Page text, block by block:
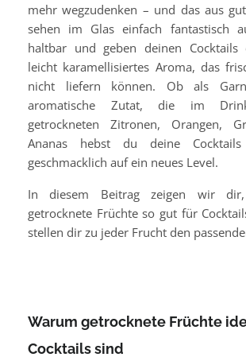
mehr wegzudenken – und das aus
sehen im Glas einfach fantastisch
haltbar und geben deinen Cocktails
leicht karamellisiertes Aroma, das
nicht liefern können. Ob als
aromatische Zutat, die im
getrockneten Zitronen, Orangen,
Ananas hebst du deine
geschmacklich auf ein neues Level.
In diesem Beitrag zeigen wir
getrocknete Früchte so gut für
stellen dir zu jeder Frucht den
Warum getrocknete Früchte
Cocktails sind